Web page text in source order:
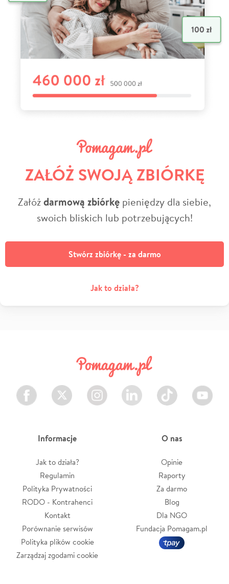
ZAŁÓŻ SWOJĄ ZBIÓRKĘ
Załóżdarmową zbiórkę pieniędzy dla siebie,
swoich bliskich lub potrzebujących!
Stwórz zbiórkę - za darmo
Jak to działa?
Facebook Twitter Instagram LinkedIn TikTok Youtube
Informacje
Jak to działa?
Regulamin
Polityka Prywatności
RODO - Kontrahenci
Kontakt
Porównanie serwisów
Polityka plików cookie
Zarządzaj zgodami cookie
O nas
Opinie
Raporty
Za darmo
Blog
Dla NGO
Fundacja Pomagam.pl